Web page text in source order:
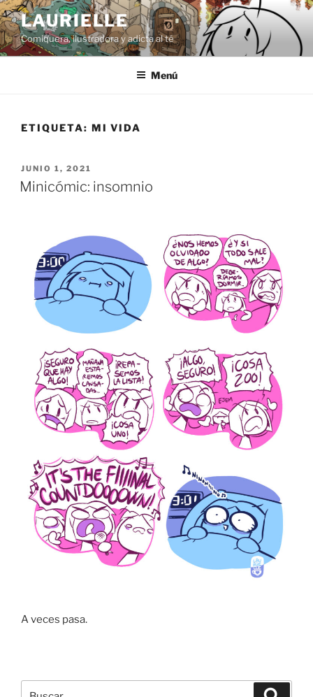
Saltar
al
contenido
LAURIELLE
Comiquera, ilustradora y adicta al té
Menú
ETIQUETA: MI VIDA
PUBLICADO
EL
JUNIO 1, 2021
Minicómic: insomnio
A veces pasa.